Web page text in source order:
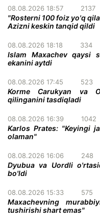
08.08.2026 18:57 2137
"Rosterni 100 foiz yo'q
Azizni keskin tanqid qildi
08.08.2026 18:18 334
Islam Maxachev qaysi
ekanini aytdi
08.08.2026 17:45 523
Korme Carukyan va
qilinganini tasdiqladi
08.08.2026 16:39 1042
Karlos Prates: "Keyingi
olaman"
08.08.2026 16:06 248
Dyubua va Uordli
bo'ldi
08.08.2026 15:33 575
Maxachevning
tushirishi shart emas"